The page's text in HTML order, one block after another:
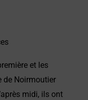
et les
de Noirmoutier
midi, ils ont